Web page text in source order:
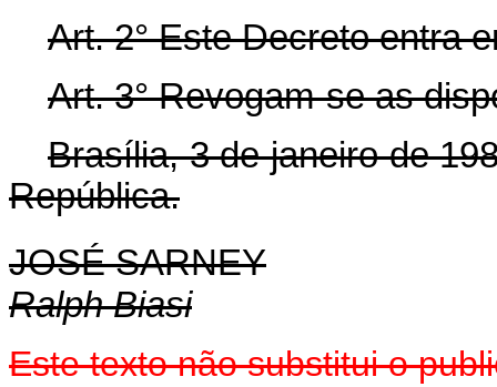
Art. 2° Este Decreto entra
Art. 3° Revogam-se as
Brasília, 3 de janeiro de
República.
JOSÉ SARNEY
Ralph Biasi
Este texto não substitui o